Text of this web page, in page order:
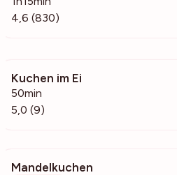
4,6 (830)
Kuchen im Ei
50min
5,0 (9)
Mandelkuchen